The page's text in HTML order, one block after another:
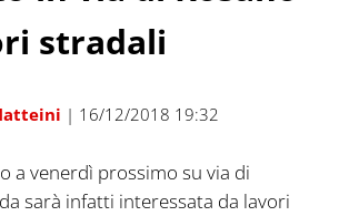
stradali
| 16/12/2018 19:32
a venerdì prossimo su via di
sarà infatti interessata da lavori